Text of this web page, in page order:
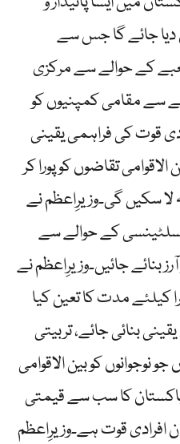
دیا جائے گا جس سے
کے حوالے سے مرکزی
سے مقامی کمپنیوں کو
قوت کی فراہمی یقینی
تقاضوں کو پورا کر
سکیں گی۔وزیرِاعظم نے
کے حوالے سے
بنائے جائیں۔وزیرِاعظم نے
کیلئے مدت کا تعین کیا
بنائی جائے، تربیتی
نوجوانوں کو بین الاقوامی
کا سب سے قیمتی
افرادی قوت ہے۔وزیرِاعظم